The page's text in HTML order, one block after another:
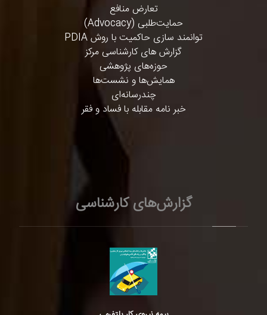
تعارض منافع
حمایت‌طلبی (Advocacy)
توانمند سازی حاکمیت با روش PDIA
گزارش های کارشناسی مرکز
حوزه‌های پژوهشی
همایش‌ها و نشست‌ها
چندرسانه‌ای
خبر نامه مقابله با فساد و فقر
گزارش‌های کارشناسی